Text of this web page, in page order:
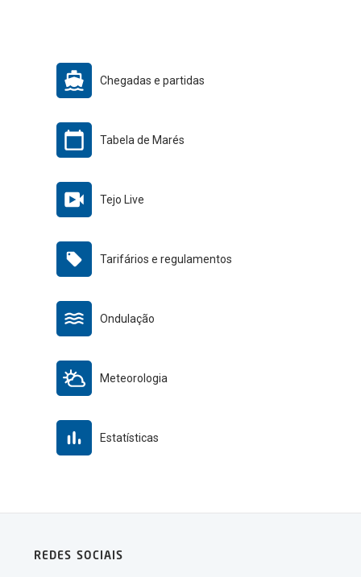
Chegadas e partidas
Tabela de Marés
Tejo Live
Tarifários e regulamentos
Ondulação
Meteorologia
Estatísticas
REDES SOCIAIS